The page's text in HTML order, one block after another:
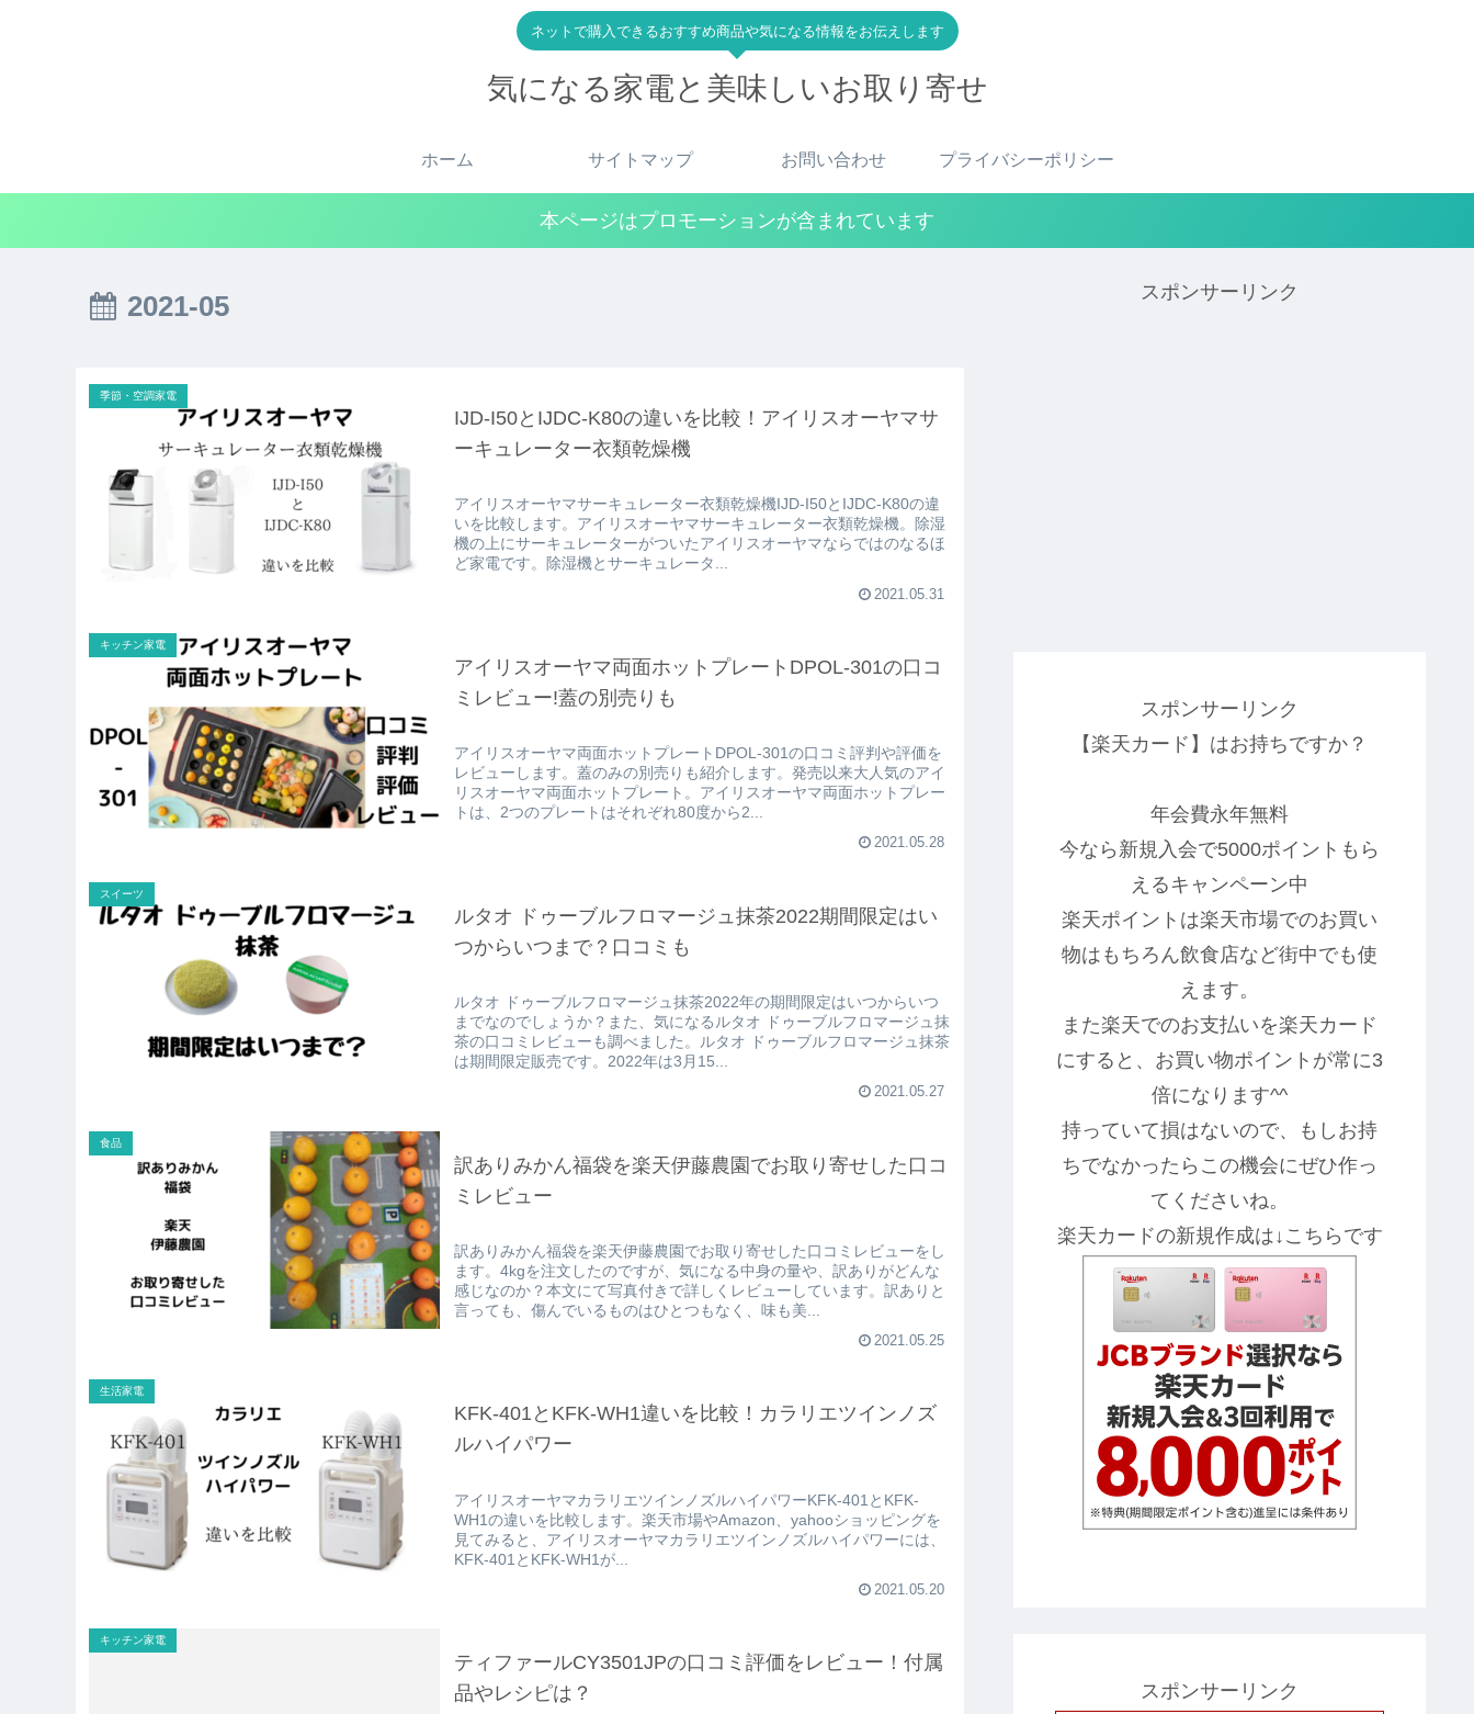
ネットで購入できるおすすめ商品や気になる情報をお伝えします
気になる家電と美味しいお取り寄せ
ホーム サイトマップ お問い合わせ プライバシーポリシー
本ページはプロモーションが含まれています
2021-05
季節・空調家電
IJD-I50とIJDC-K80の違いを比較！アイリスオーヤマサ
ーキュレーター衣類乾燥機
アイリスオーヤマサーキュレーター衣類乾燥機IJD-I50とIJDC-K80の違
いを比較します。アイリスオーヤマサーキュレーター衣類乾燥機。除湿
機の上にサーキュレーターがついたアイリスオーヤマならではのなるほ
ど家電です。除湿機とサーキュレータ...
2021.05.31
キッチン家電
アイリスオーヤマ両面ホットプレートDPOL-301の口コ
ミレビュー!蓋の別売りも
アイリスオーヤマ両面ホットプレートDPOL-301の口コミ評判や評価を
レビューします。蓋のみの別売りも紹介します。発売以来大人気のアイ
リスオーヤマ両面ホットプレート。アイリスオーヤマ両面ホットプレー
トは、2つのプレートはそれぞれ80度から2...
2021.05.28
スイーツ
ルタオ ドゥーブルフロマージュ抹茶2022期間限定はい
つからいつまで？口コミも
ルタオ ドゥーブルフロマージュ抹茶2022年の期間限定はいつからいつ
までなのでしょうか？また、気になるルタオ ドゥーブルフロマージュ抹
茶の口コミレビューも調べました。ルタオ ドゥーブルフロマージュ抹茶
は期間限定販売です。2022年は3月15...
2021.05.27
食品
訳ありみかん福袋を楽天伊藤農園でお取り寄せした口コ
ミレビュー
訳ありみかん福袋を楽天伊藤農園でお取り寄せした口コミレビューをし
ます。4kgを注文したのですが、気になる中身の量や、訳ありがどんな
感じなのか？本文にて写真付きで詳しくレビューしています。訳ありと
言っても、傷んでいるものはひとつもなく、味も美...
2021.05.25
生活家電
KFK-401とKFK-WH1違いを比較！カラリエツインノズ
ルハイパワー
アイリスオーヤマカラリエツインノズルハイパワーKFK-401とKFK-
WH1の違いを比較します。楽天市場やAmazon、yahooショッピングを
見てみると、アイリスオーヤマカラリエツインノズルハイパワーには、
KFK-401とKFK-WH1が...
2021.05.20
キッチン家電
ティファールCY3501JPの口コミ評価をレビュー！付属
品やレシピは？
スポンサーリンク
スポンサーリンク
【楽天カード】はお持ちですか？
年会費永年無料
今なら新規入会で5000ポイントもら
えるキャンペーン中
楽天ポイントは楽天市場でのお買い
物はもちろん飲食店など街中でも使
えます。
また楽天でのお支払いを楽天カード
にすると、お買い物ポイントが常に3
倍になります^^
持っていて損はないので、もしお持
ちでなかったらこの機会にぜひ作っ
てくださいね。
楽天カードの新規作成は↓こちらです
スポンサーリンク